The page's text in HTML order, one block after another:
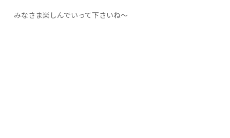
みなさま楽しんでいって下さいね〜